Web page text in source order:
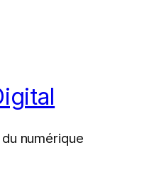
numérique